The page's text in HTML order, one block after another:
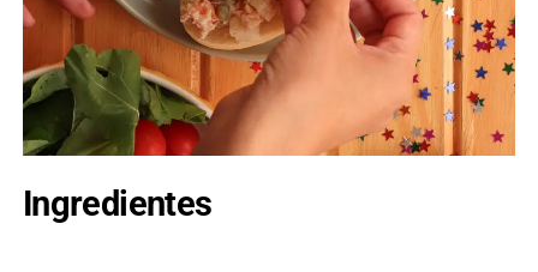
Ingredientes